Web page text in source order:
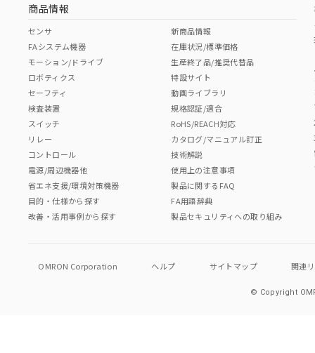
商品情報
センサ
FAシステム機器
モーション/ドライブ
ロボティクス
セーフティ
検査装置
スイッチ
リレー
コントロール
電源/周辺機器他
省エネ支援/環境対策機器
目的・仕様から探す
改善・活用事例から探す
新商品情報
在庫状況/標準価格
生産終了品/推奨代替品
特設サイト
動画ライブラリ
規格認証/適合
RoHS/REACH対応
カタログ/マニュアル訂正
技術解説
使用上の注意事項
製品に関するFAQ
FA用語辞典
製品セキュリティへの取り組み
OMRON Corporation ヘルプ サイトマップ 関連
© Copyright